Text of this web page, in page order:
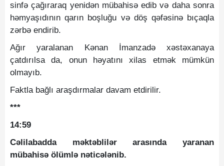
sinfə çağıraraq yenidən mübahisə edib və daha sonra
həmyaşıdının qarın boşluğu və döş qəfəsinə bıçaqla
zərbə endirib.
Ağır yaralanan Kənan İmanzadə xəstəxanaya
çatdırılsa da, onun həyatını xilas etmək mümkün
olmayıb.
Faktla bağlı araşdırmalar davam etdirilir.
***
14:59
Cəlilabadda məktəblilər arasında yaranan
mübahisə ölümlə nəticələnib.